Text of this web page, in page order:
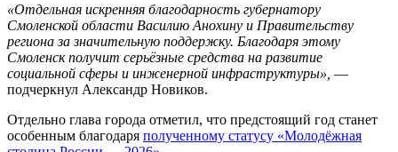
«Отдельная искренняя благодарность губернатору
Смоленской области Василию Анохину и Правительству
региона за значительную поддержку. Благодаря этому
Смоленск получит серьёзные средства на развитие
социальной сферы и инженерной инфраструктуры», —
подчеркнул Александр Новиков.
Отдельно глава города отметил, что предстоящий год станет
особенным благодаря полученному статусу «Молодёжная